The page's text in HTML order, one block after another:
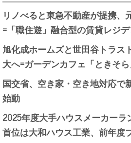
リノべると東急不動産が提携、
=「職住遊」融合型の賃貸レジ
旭化成ホームズと世田谷トラス
大へ=ガーデンカフェ「ときそ
国交省、空き家・空き地対応で
始動
2025年度大手ハウスメーカー
首位は大和ハウス工業、前年度